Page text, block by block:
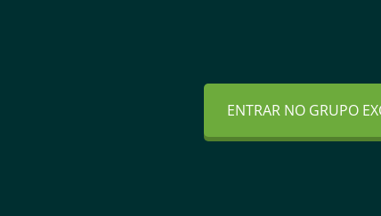
ENTRAR NO GRUPO